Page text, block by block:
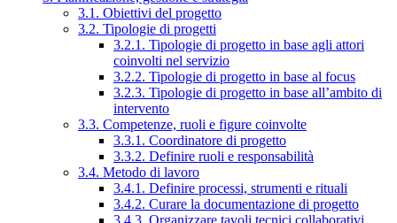
3.1. Obiettivi del progetto
3.2. Tipologie di progetti
3.2.1. Tipologie di progetto in base agli attori
coinvolti nel servizio
3.2.2. Tipologie di progetto in base al focus
3.2.3. Tipologie di progetto in base all’ambito di
intervento
3.3. Competenze, ruoli e figure coinvolte
3.3.1. Coordinatore di progetto
3.3.2. Definire ruoli e responsabilità
3.4. Metodo di lavoro
3.4.1. Definire processi, strumenti e rituali
3.4.2. Curare la documentazione di progetto
3.4.3. Organizzare tavoli tecnici collaborativi